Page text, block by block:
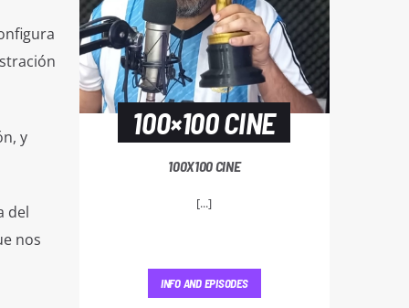
y
del
nos
100×100 CINE
100X100 CINE
[...]
INFO AND EPISODES